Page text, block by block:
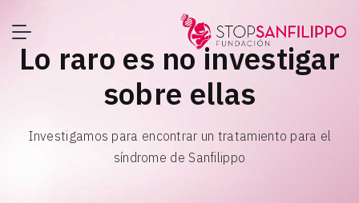
Lo raro es no investigar
sobre ellas
Investigamos para encontrar un tratamiento para el
síndrome de Sanfilippo